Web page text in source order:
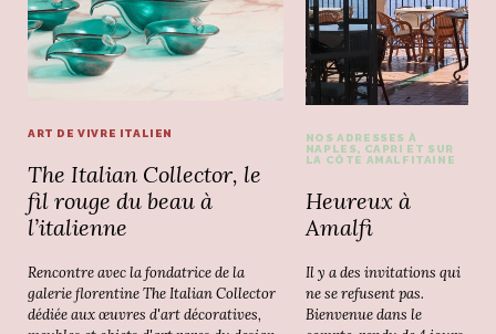
ART DE VIVRE ITALIEN
The Italian Collector, le
fil rouge du beau à
l’italienne
Rencontre avec la fondatrice de la
galerie florentine The Italian Collector
dédiée aux œuvres d'art décoratives,
NOS ADRESSES À
NAPLES, CAPRI ET SUR
LA CÔTE AMALFITAINE
Heureux à
Amalfi
Il y a des invitations qui
ne se refusent pas.
Bienvenue dans le